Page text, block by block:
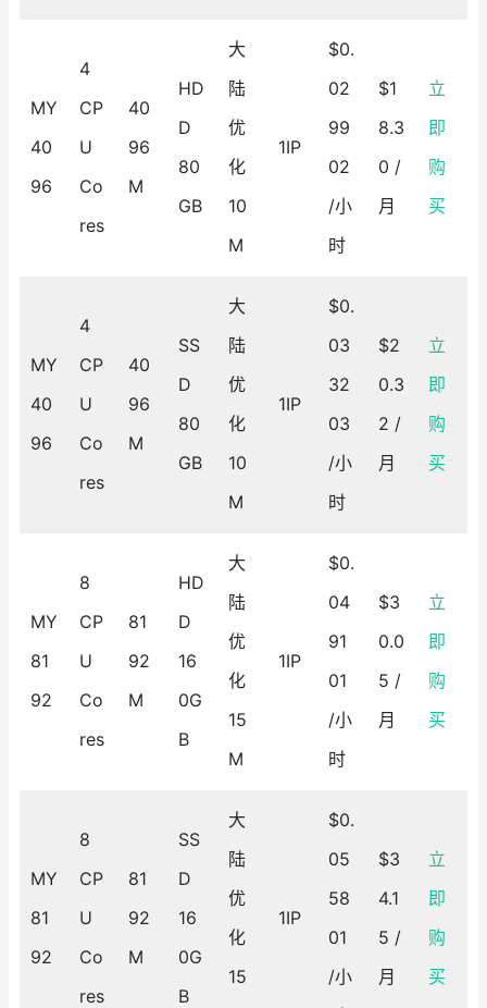
MY
40
96
4
CP
U
Co
res
40
96
M
HD
D
80
GB
大
陆
优
化
10
M
1IP
$0.
02
99
02
/小
时
$1
8.3
0 /
月
立
即
购
买
MY
40
96
4
CP
U
Co
res
40
96
M
SS
D
80
GB
大
陆
优
化
10
M
1IP
$0.
03
32
03
/小
时
$2
0.3
2 /
月
立
即
购
买
MY
81
92
8
CP
U
Co
res
81
92
M
HD
D
16
0G
B
大
陆
优
化
15
M
1IP
$0.
04
91
01
/小
时
$3
0.0
5 /
月
立
即
购
买
MY
81
92
8
CP
U
Co
res
81
92
M
SS
D
16
0G
B
大
陆
优
化
15
1IP
$0.
05
58
01
/小
$3
4.1
5 /
月
立
即
购
买